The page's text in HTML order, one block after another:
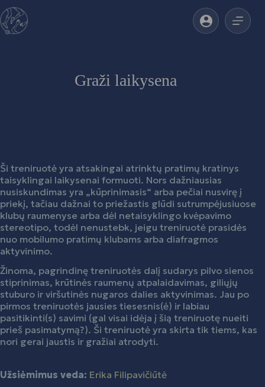
to
content
Graži laikysena
Ši treniruotė yra atsakingai atrinktų pratimų kratinys
taisyklingai laikysenai formuoti. Nors dažniausias
nusiskundimas yra „kūprinimasis“ arba pečiai nusvirę į
priekį, tačiau dažnai to priežastis glūdi sutrumpėjusiuose
klubų raumenyse arba dėl netaisyklingo kvėpavimo
stereotipo, todėl nenustebk, jeigu treniruotė prasidės
nuo mobilumo pratimų klubams arba diafragmos
aktyvinimo.
Žinoma, pagrindinę treniruotės dalį sudarys pilvo sienos
stiprinimas, krūtinės raumenų atpalaidavimas, giliųjų
stuburo ir viršutinės nugaros dalies aktyvinimas. Jau po
pirmos treniruotės jausies tiesesnis(ė) ir labiau
pasitikinti(s) savimi (gal visai idėja į šią treniruotę nueiti
prieš pasimatymą?). Ši treniruotė yra skirta tik tiems, kas
nori gerai jaustis ir gražiai atrodyti.
Užsiėmimus veda: Erika Filipavičiūtė